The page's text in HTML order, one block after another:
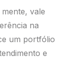
vale
na
um portfólio
e